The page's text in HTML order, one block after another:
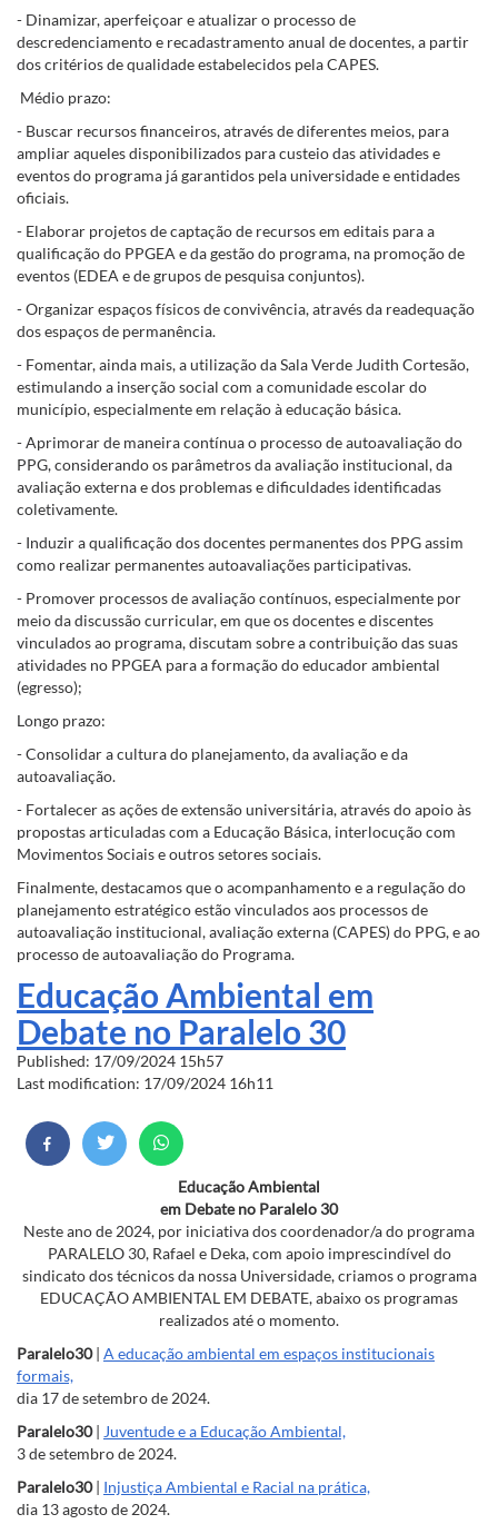
- Dinamizar, aperfeiçoar e atualizar o processo de
descredenciamento e recadastramento anual de docentes, a partir
dos critérios de qualidade estabelecidos pela CAPES.
Médio prazo:
- Buscar recursos financeiros, através de diferentes meios, para
ampliar aqueles disponibilizados para custeio das atividades e
eventos do programa já garantidos pela universidade e entidades
oficiais.
- Elaborar projetos de captação de recursos em editais para a
qualificação do PPGEA e da gestão do programa, na promoção de
eventos (EDEA e de grupos de pesquisa conjuntos).
- Organizar espaços físicos de convivência, através da readequação
dos espaços de permanência.
- Fomentar, ainda mais, a utilização da Sala Verde Judith Cortesão,
estimulando a inserção social com a comunidade escolar do
município, especialmente em relação à educação básica.
- Aprimorar de maneira contínua o processo de autoavaliação do
PPG, considerando os parâmetros da avaliação institucional, da
avaliação externa e dos problemas e dificuldades identificadas
coletivamente.
- Induzir a qualificação dos docentes permanentes dos PPG assim
como realizar permanentes autoavaliações participativas.
- Promover processos de avaliação contínuos, especialmente por
meio da discussão curricular, em que os docentes e discentes
vinculados ao programa, discutam sobre a contribuição das suas
atividades no PPGEA para a formação do educador ambiental
(egresso);
Longo prazo:
- Consolidar a cultura do planejamento, da avaliação e da
autoavaliação.
- Fortalecer as ações de extensão universitária, através do apoio às
propostas articuladas com a Educação Básica, interlocução com
Movimentos Sociais e outros setores sociais.
Finalmente, destacamos que o acompanhamento e a regulação do
planejamento estratégico estão vinculados aos processos de
autoavaliação institucional, avaliação externa (CAPES) do PPG, e ao
processo de autoavaliação do Programa.
Educação Ambiental em
Debate no Paralelo 30
Published: 17/09/2024 15h57
Last modification: 17/09/2024 16h11
Educação Ambiental
em Debate no Paralelo 30
Neste ano de 2024, por iniciativa dos coordenador/a do programa
PARALELO 30, Rafael e Deka, com apoio imprescindível do
sindicato dos técnicos da nossa Universidade, criamos o programa
EDUCAÇÃO AMBIENTAL EM DEBATE, abaixo os programas
realizados até o momento.
Paralelo30| A educação ambiental em espaços institucionais
formais,
dia 17 de setembro de 2024.
Paralelo30| Juventude e a Educação Ambiental,
3 de setembro de 2024.
Paralelo30| Injustiça Ambiental e Racial na prática,
dia 13 agosto de 2024.